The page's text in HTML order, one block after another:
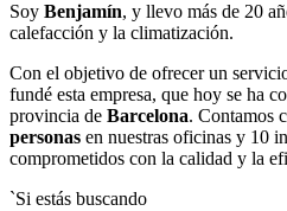
Soy Benjamín, y llevo más de 20
calefacción y la climatización.
Con el objetivo de ofrecer un
fundé esta empresa, que hoy se ha
provincia de Barcelona. Contamos
personas en nuestras oficinas y 10
comprometidos con la calidad y la
`Si estás buscando